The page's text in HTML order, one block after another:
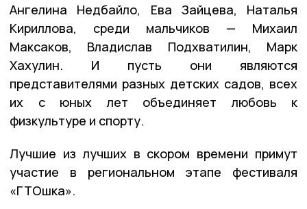
Ангелина Недбайло, Ева Зайцева, Наталья
Кириллова, среди мальчиков — Михаил
Максаков, Владислав Подхватилин, Марк
Хахулин. И пусть они являются
представителями разных детских садов, всех
их с юных лет объединяет любовь к
физкультуре и спорту.
Лучшие из лучших в скором времени примут
участие в региональном этапе фестиваля
«ГТОшка».